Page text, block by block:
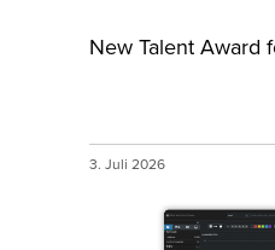
New Talent Award
3. Juli 2026